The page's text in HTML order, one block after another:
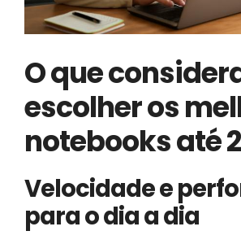
O que
escolher os
notebooks até
Velocidade e
para o dia a dia